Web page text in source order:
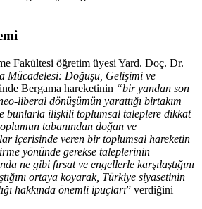
Fakültesi öğretim üyesi Yard. Doç. Dr.
Mücadelesi: Doğuşu, Gelişimi ve
Bergama hareketinin “bir yandan son
liberal dönüşümün yarattığı birtakım
bunlarla ilişkili toplumsal taleplere dikkat
tabanından doğan ve
içerisinde veren bir toplumsal hareketin
yönünde gerekse taleplerinin
ne gibi fırsat ve engellerle karşılaştığını
ortaya koyarak, Türkiye siyasetinin
hakkında önemli ipuçları” verdiğini